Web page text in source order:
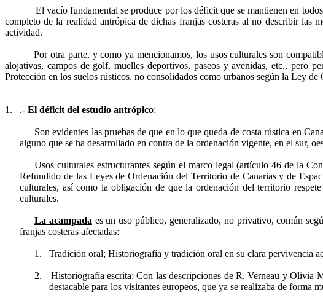
El vacío fundamental se produce por los déficit que se mantienen en
completo de la realidad antrópica de dichas franjas costeras al no describir las
actividad.
Por otra parte, y como ya mencionamos, los usos culturales son
alojativas, campos de golf, muelles deportivos, paseos y avenidas, etc., pero
Protección en los suelos rústicos, no consolidados como urbanos según la Ley de
1. .- El déficit del estudio antrópico:
Son evidentes las pruebas de que en lo que queda de costa rústica en
alguno que se ha desarrollado en contra de la ordenación vigente, en el sur,
Usos culturales estructurantes según el marco legal (artículo 46 de la
Refundido de las Leyes de Ordenación del Territorio de Canarias y de
culturales, así como la obligación de que la ordenación del territorio
culturales.
La acampada es un uso público, generalizado, no privativo, común
franjas costeras afectadas:
1. Tradición oral; Historiografía y tradición oral en su clara pervivencia
2.
Historiografía escrita; Con las descripciones de R. Verneau y Olivia
destacable para los visitantes europeos, que ya se realizaba de forma